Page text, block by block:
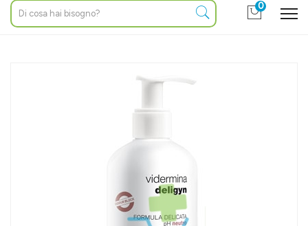
0
Vidermina Linea Deligyn Formula Delicata Detergente Intimo pH